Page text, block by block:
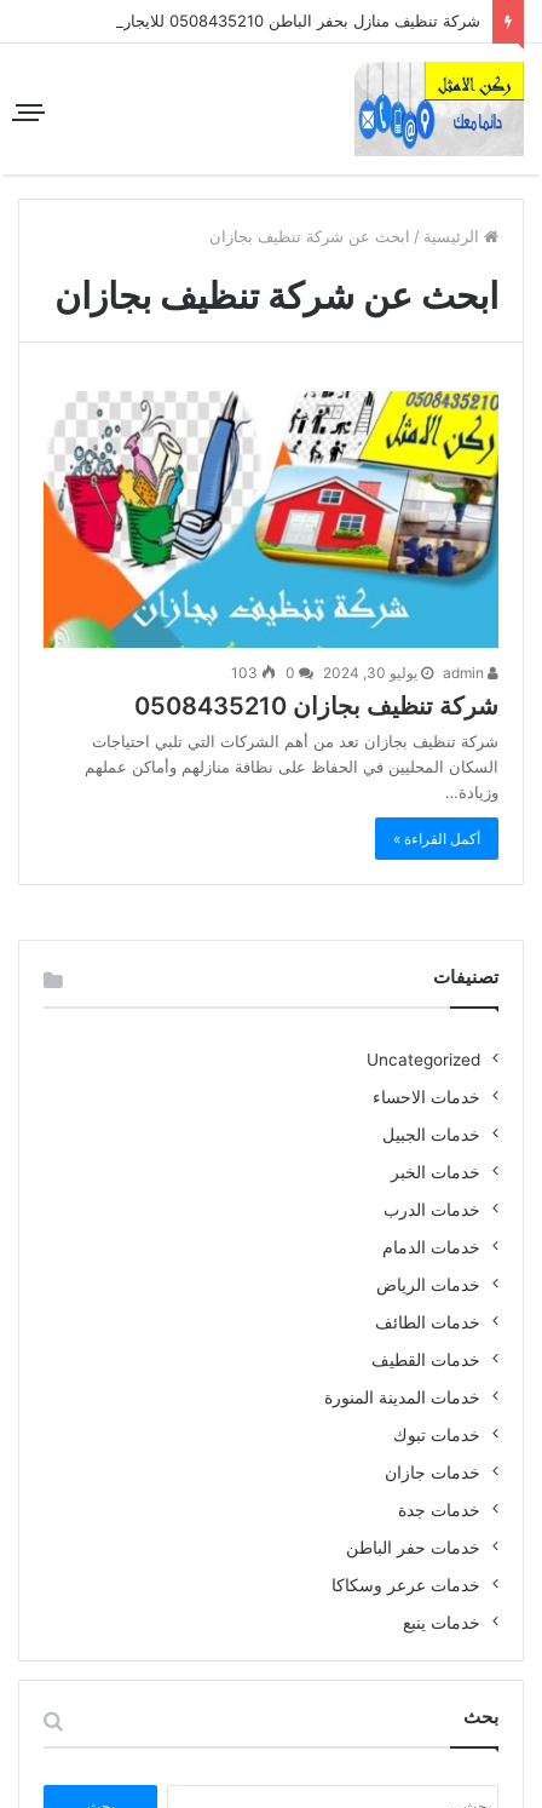
شركة تنظيف منازل بحفر الباطن 0508435210 للايجار
الرئيسية / ابحث عن شركة تنظيف بجازان
ابحث عن شركة تنظيف بجازان
يوليو 30, 2024 103
شركة تنظيف بجازان 0508435210
شركة تنظيف بجازان تعد من أهم الشركات التي تلبي احتياجات
السكان المحليين في الحفاظ على نظافة منازلهم وأماكن عملهم
وزيادة…
أكمل القراءة »
تصنيفات
Uncategorized
خدمات الاحساء
خدمات الجبيل
خدمات الخبر
خدمات الدرب
خدمات الدمام
خدمات الرياض
خدمات الطائف
خدمات القطيف
خدمات المدينة المنورة
خدمات تبوك
خدمات جازان
خدمات جدة
خدمات حفر الباطن
خدمات عرعر وسكاكا
خدمات ينبع
بحث